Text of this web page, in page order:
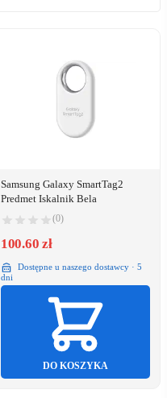
Samsung Galaxy SmartTag2
Predmet Iskalnik Bela
(0)
100.60 zł
Dostępne u naszego dostawcy · 5
dni
DO KOSZYKA